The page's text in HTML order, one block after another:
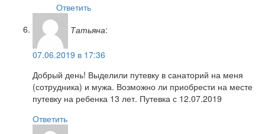
Ответить
Татьяна:
07.06.2019 в 17:36
Добрый день! Выделили путевку в санаторий на меня
(сотрудника) и мужа. Возможно ли приобрести на месте
путевку на ребенка 13 лет. Путевка с 12.07.2019
Ответить